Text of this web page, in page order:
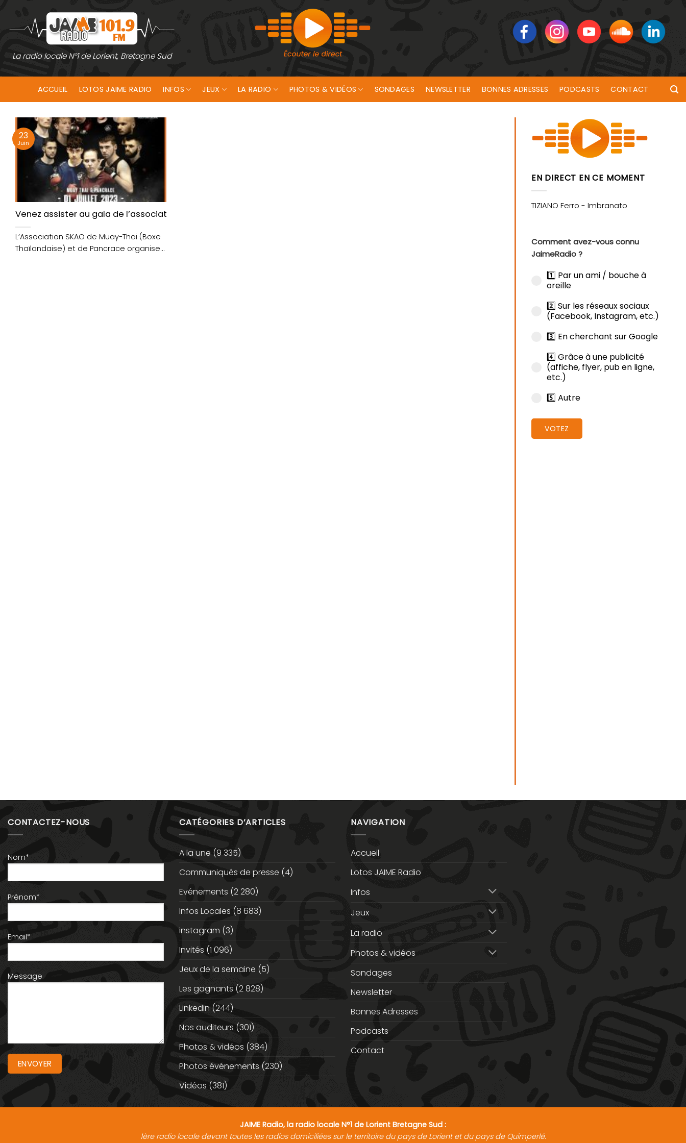
contenu
La radio locale N°1 de Lorient, Bretagne Sud
ACCUEIL LOTOS JAIME RADIO INFOS JEUX LA RADIO PHOTOS & VIDÉOS SONDAGES NEWSLETTER BONNES ADRESSES PODCASTS CONTACT
Venez assister au gala de l’association SKAO le 1er juillet à Lorient !
L’Association SKAO de Muay-Thai (Boxe
Thaïlandaise) et de Pancrace organise
23
Juin
EN DIRECT EN CE MOMENT
Comment avez-vous connu
JaimeRadio ?
1️⃣ Par un ami / bouche à
oreille
2️⃣ Sur les réseaux sociaux
(Facebook, Instagram, etc.)
3️⃣ En cherchant sur Google
4️⃣ Grâce à une publicité
(affiche, flyer, pub en ligne,
etc.)
5️⃣ Autre
VOTEZ
CONTACTEZ-NOUS
Nom*
Prénom*
Email*
Message
CATÉGORIES D’ARTICLES
A la une (9 335)
Communiqués de presse (4)
Evénements (2 280)
Infos Locales (8 683)
instagram (3)
Invités (1 096)
Jeux de la semaine (5)
Les gagnants (2 828)
Linkedin (244)
Nos auditeurs (301)
Photos & vidéos (384)
Photos événements (230)
Vidéos (381)
NAVIGATION
Accueil
Lotos JAIME Radio
Infos
Jeux
La radio
Photos & vidéos
Sondages
Newsletter
Bonnes Adresses
Podcasts
Contact
JAIME Radio, la radio locale N°1 de Lorient Bretagne Sud :
1ère radio locale devant toutes les radios domiciliées sur le territoire du pays de Lorient et du pays de Quimperlé.